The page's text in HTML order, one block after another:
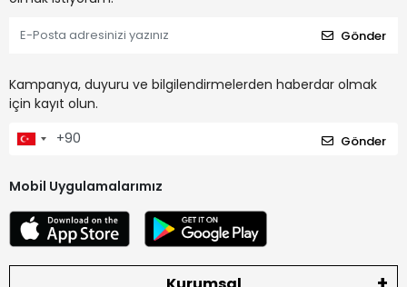
Gönder
Kampanya, duyuru ve bilgilendirmelerden haberdar olmak
için kayıt olun.
Gönder
Mobil Uygulamalarımız